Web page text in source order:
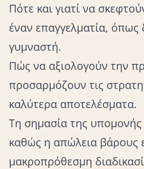
Πότε και γιατί να
έναν επαγγελματία, όπως
γυμναστή.
Πώς να αξιολογούν την
προσαρμόζουν τις
καλύτερα αποτελέσματα.
Τη σημασία της υπομονής
καθώς η απώλεια βάρους
μακροπρόθεσμη